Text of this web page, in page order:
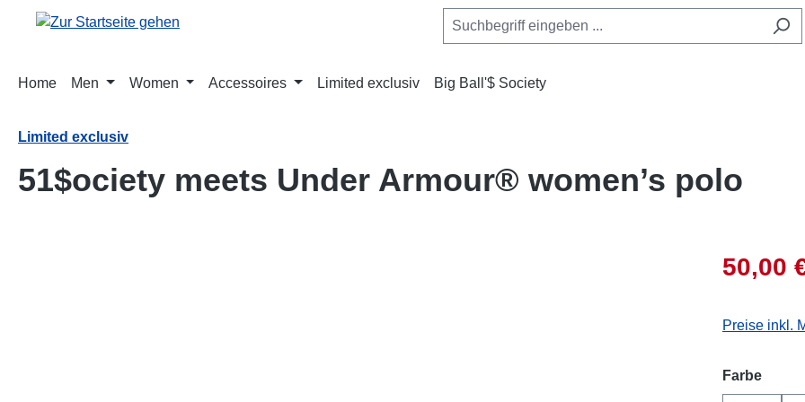
Zur Hauptnavigation springen
Home Men Women Accessoires Limited exclusiv Big Ball'$ Society
Limited exclusiv
51$ociety meets Under Armour® women’s polo
50,00
Preise inkl.
Farbe